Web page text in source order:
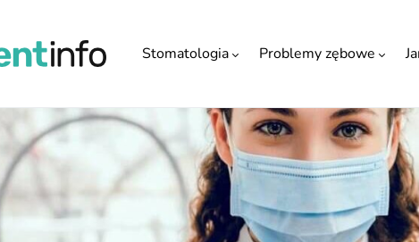
Stomatologia Problemy zębowe